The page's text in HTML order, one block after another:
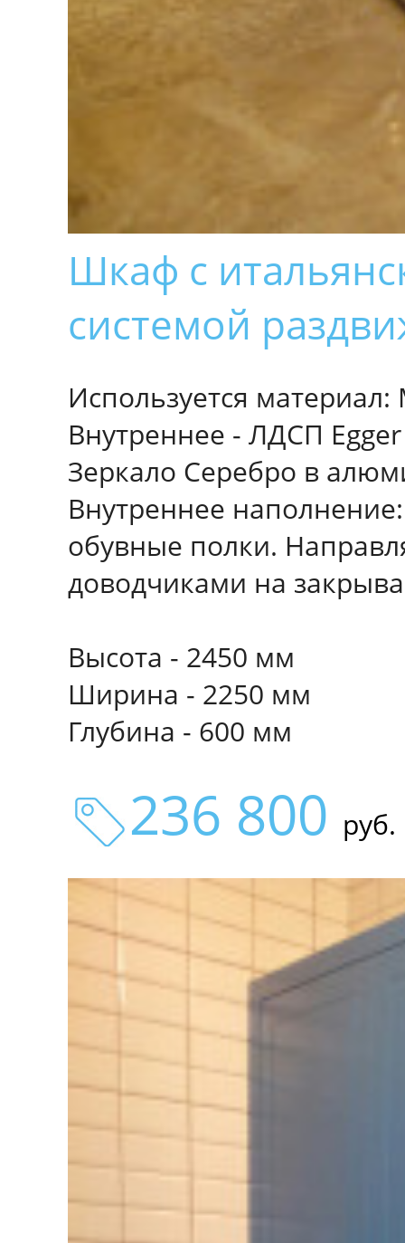
Шкаф с
системой
Используется
Внутреннее - ЛДСП
Зеркало Серебро в
Внутреннее
обувные полки.
доводчиками на
Высота - 2450 мм
Ширина - 2250 мм
Глубина - 600 мм
236 800 руб.